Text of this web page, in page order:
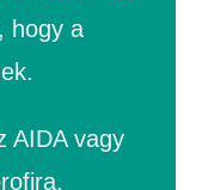
hogy a
AIDA vagy